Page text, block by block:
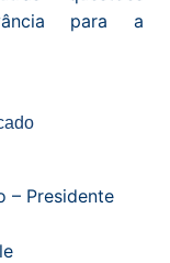
para a
– Presidente